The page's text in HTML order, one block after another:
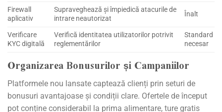
Firewall
aplicativ
Supraveghează și împiedică atacurile de
intrare neautorizat
Înalt
Verificare
KYC digitală
Verifică identitatea utilizatorilor potrivit
reglementărilor
Standard
necesar
Organizarea Bonusurilor și Campaniilor
Platformele nou lansate captează clienți prin seturi de
bonusuri avantajoase și condiții clare. Ofertele de început
pot conține considerabil la prima alimentare, ture gratis